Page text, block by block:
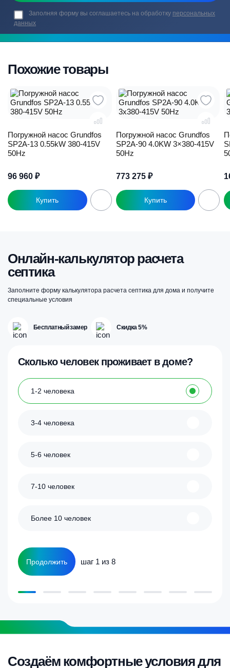
Заполняя форму вы соглашаетесь на обработку персональных
данных
Похожие товары
Погружной насос Grundfos
SP2A-13 0.55kW 380-415V
50Hz
96 960 ₽
Погружной насос Grundfos
SP2A-90 4.0KW 3×380-415V
50Hz
773 275 ₽
Онлайн-калькулятор расчета
септика
Заполните форму калькулятора расчета септика для дома и получите
специальные условия
Бесплатный замер Скидка 5%
Сколько человек проживает в доме?
1-2 человека
3-4 человека
5-6 человек
7-10 человек
Более 10 человек
Продолжить шаг 1 из 8
Создаём комфортные условия для